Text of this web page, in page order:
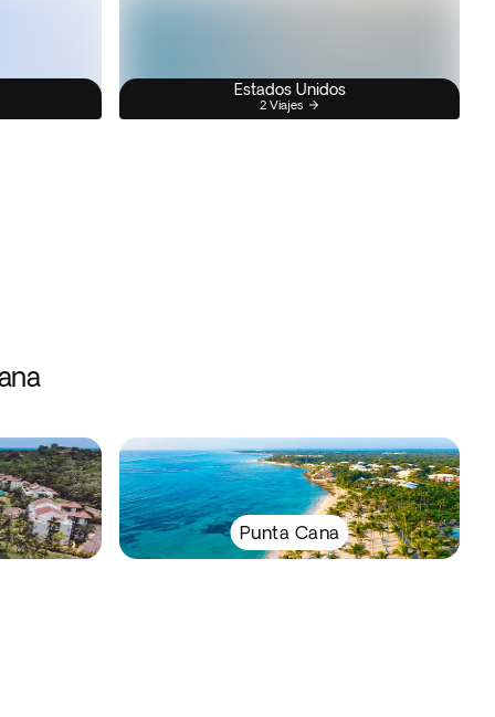
Estados Unidos
2 Viajes
Punta Cana